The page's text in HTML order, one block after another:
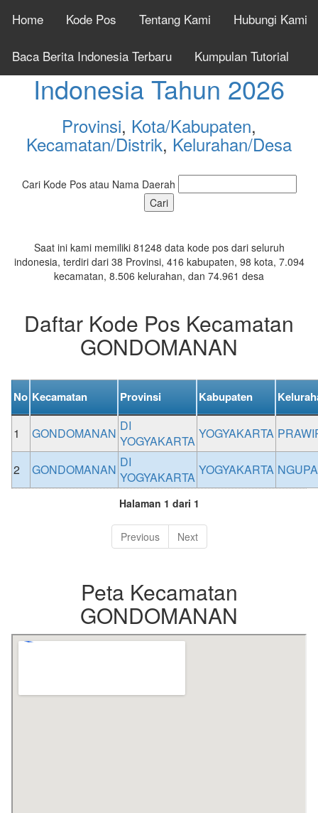
Home Kode Pos Tentang Kami Hubungi Kami
Baca Berita Indonesia Terbaru Kumpulan Tutorial
Cek Kode Pos Seluruh
Indonesia Tahun 2026
Provinsi, Kota/Kabupaten,
Kecamatan/Distrik, Kelurahan/Desa
Cari Kode Pos atau Nama Daerah
Saat ini kami memiliki 81248 data kode pos dari seluruh
indonesia, terdiri dari 38 Provinsi, 416 kabupaten, 98 kota, 7.094
kecamatan, 8.506 kelurahan, dan 74.961 desa
Daftar Kode Pos Kecamatan
GONDOMANAN
No Kecamatan Provinsi Kabupaten
1 GONDOMANAN DI
YOGYAKARTA YOGYAKARTA
2 GONDOMANAN DI
YOGYAKARTA YOGYAKARTA
Halaman 1 dari 1
Previous Next
Peta Kecamatan
GONDOMANAN